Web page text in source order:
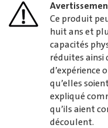
Ce produit
huit ans et
capacités
réduites ainsi
d’expérience
qu’elles
expliqué
qu’ils aient
découlent.